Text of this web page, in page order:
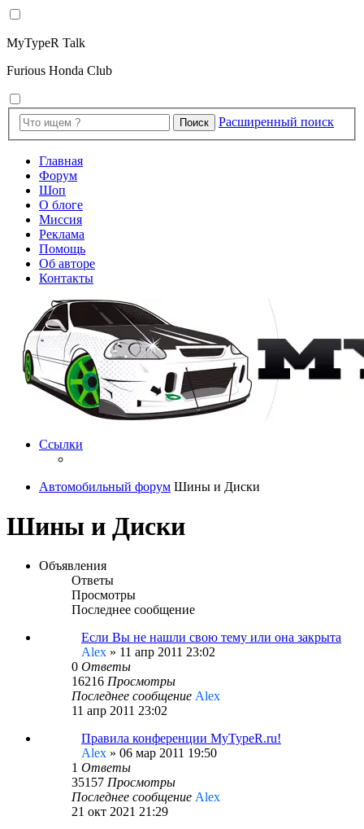
MyTypeR Talk
Furious Honda Club
Поиск Расширенный поиск
Главная
Форум
Шоп
О блоге
Миссия
Реклама
Помощь
Об авторе
Контакты
Ссылки
Автомобильный форум Шины и Диски
Шины и Диски
Объявления
Ответы
Просмотры
Последнее сообщение
Если Вы не нашли свою тему или она закрыта
Alex » 11 апр 2011 23:02
0 Ответы
16216 Просмотры
Последнее сообщение Alex
11 апр 2011 23:02
Правила конференции MyTypeR.ru!
Alex » 06 мар 2011 19:50
1 Ответы
35157 Просмотры
Последнее сообщение Alex
21 окт 2021 21:29